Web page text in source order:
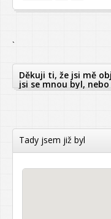
`
Děkuji ti, že jsi mě
jsi se mnou byl,
Tady jsem již byl